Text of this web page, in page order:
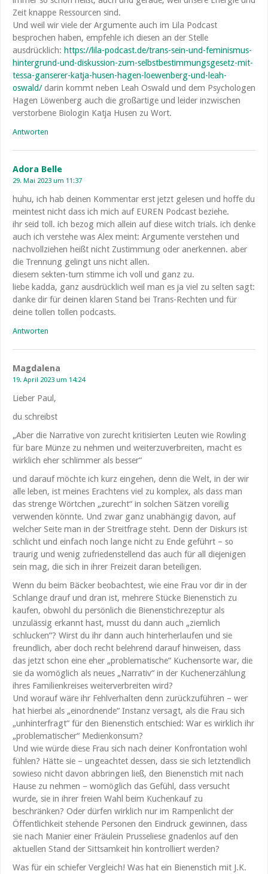
Zeit knappe Ressourcen sind.
Und weil wir viele der Argumente auch im Lila Podcast
besprochen haben, empfehle ich diesen an der Stelle
ausdrücklich: https://lila-podcast.de/trans-sein-und-feminismus-
hintergrund-und-diskussion-zum-selbstbestimmungsgesetz-mit-
tessa-ganserer-katja-husen-hagen-loewenberg-und-leah-
oswald/ darin kommt neben Leah Oswald und dem Psychologen
Hagen Löwenberg auch die großartige und leider inzwischen
verstorbene Biologin Katja Husen zu Wort.
Antworten
Adora Belle
29. Mai 2023 um 11:37
huhu, ich hab deinen Kommentar erst jetzt gelesen und hoffe du
meintest nicht dass ich mich auf EUREN Podcast beziehe.
ihr seid toll. ich bezog mich allein auf diese witch trials. ich denke
auch ich verstehe was Alex meint: Argumente verstehen und
nachvollziehen heißt nicht Zustimmung oder anerkennen. aber
die Trennung gelingt uns nicht allen.
diesem sekten-tum stimme ich voll und ganz zu.
liebe kadda, ganz ausdrücklich weil man es ja viel zu selten sagt:
danke dir für deinen klaren Stand bei Trans-Rechten und für
deine tollen tollen podcasts.
Antworten
Magdalena
19. April 2023 um 14:24
Lieber Paul,
du schreibst
„Aber die Narrative von zurecht kritisierten Leuten wie Rowling
für bare Münze zu nehmen und weiterzuverbreiten, macht es
wirklich eher schlimmer als besser“
und darauf möchte ich kurz eingehen, denn die Welt, in der wir
alle leben, ist meines Erachtens viel zu komplex, als dass man
das strenge Wörtchen „zurecht“ in solchen Sätzen voreilig
verwenden könnte. Und zwar ganz unabhängig davon, auf
welcher Seite man in der Streitfrage steht. Denn der Diskurs ist
schlicht und einfach noch lange nicht zu Ende geführt – so
traurig und wenig zufriedenstellend das auch für all diejenigen
sein mag, die sich in ihrer Freizeit daran beteiligen.
Wenn du beim Bäcker beobachtest, wie eine Frau vor dir in der
Schlange drauf und dran ist, mehrere Stücke Bienenstich zu
kaufen, obwohl du persönlich die Bienenstichrezeptur als
unzulässig erkannt hast, musst du dann auch „ziemlich
schlucken“? Wirst du ihr dann auch hinterherlaufen und sie
freundlich, aber doch recht belehrend darauf hinweisen, dass
das jetzt schon eine eher „problematische“ Kuchensorte war, die
sie da womöglich als neues „Narrativ“ in der Kuchenerzählung
ihres Familienkreises weiterverbreiten wird?
Und worauf wäre ihr Fehlverhalten denn zurückzuführen – wer
hat hierbei als „einordnende“ Instanz versagt, als die Frau sich
„unhinterfragt“ für den Bienenstich entschied: War es wirklich ihr
„problematischer“ Medienkonsum?
Und wie würde diese Frau sich nach deiner Konfrontation wohl
fühlen? Hätte sie – ungeachtet dessen, dass sie sich letztendlich
sowieso nicht davon abbringen ließ, den Bienenstich mit nach
Hause zu nehmen – womöglich das Gefühl, dass versucht
wurde, sie in ihrer freien Wahl beim Kuchenkauf zu
beschränken? Oder dürfen wirklich nur im Rampenlicht der
Öffentlichkeit stehende Personen den Eindruck gewinnen, dass
sie nach Manier einer Fräulein Prusseliese gnadenlos auf den
aktuellen Stand der Sittsamkeit hin kontrolliert werden?
Was für ein schiefer Vergleich! Was hat ein Bienenstich mit J.K.